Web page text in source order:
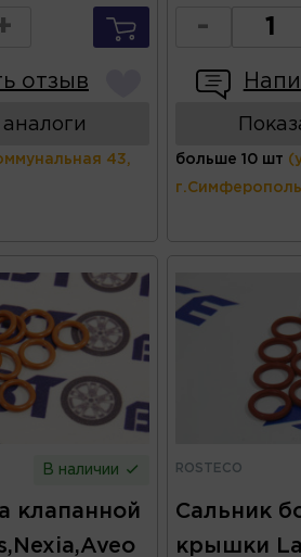
отзыв
аналоги
43,
-
больше 10 шт
В наличии
клапанной
ROSTECO
Сальник
крышки